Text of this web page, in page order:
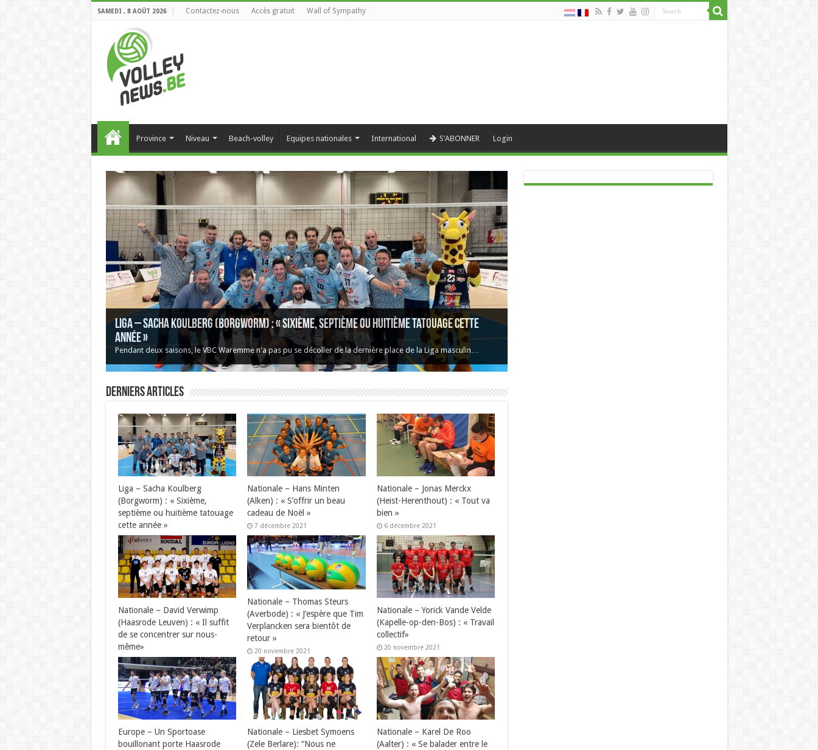
SAMEDI , 8 AOÛT 2026 Contactez-nous Accès gratuit Wall of Sympathy
Province Niveau Beach-volley Equipes nationales International S’ABONNER Login
Liga – Sacha Koulberg (Borgworm) : « Sixième, septième ou huitième tatouage cette
année »
Pendant deux saisons, le VBC Waremme n'a pas pu se décoller de la dernière place de la Liga masculin…
Derniers articles
Liga – Sacha Koulberg
(Borgworm) : « Sixième,
septième ou huitième tatouage
cette année »
3 janvier 2022
Nationale – Hans Minten
(Alken) : « S’offrir un beau
cadeau de Noël »
7 décembre 2021
Nationale – Jonas Merckx
(Heist-Herenthout) : « Tout va
bien »
6 décembre 2021
Nationale – David Verwimp
(Haasrode Leuven) : « Il suffit
de se concentrer sur nous-
même»
20 novembre 2021
Nationale – Thomas Steurs
(Averbode) : « J’espère que Tim
Verplancken sera bientôt de
retour »
20 novembre 2021
Nationale – Yorick Vande Velde
(Kapelle-op-den-Bos) : « Travail
collectif»
20 novembre 2021
Europe – Un Sportoase
bouillonant porte Haasrode
Nationale – Liesbet Symoens
(Zele Berlare): “Nous ne
Nationale – Karel De Roo
(Aalter) : « Se balader entre le